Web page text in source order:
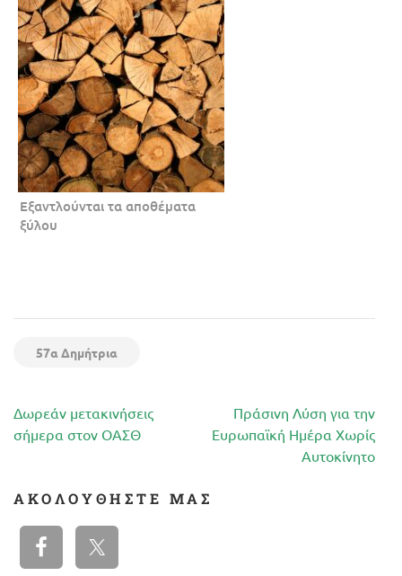
Εξαντλούνται τα αποθέματα
ξύλου
57α Δημήτρια
Πλοήγηση
άρθρων
Δωρεάν μετακινήσεις
σήμερα στον ΟΑΣΘ
Πράσινη Λύση για την
Ευρωπαϊκή Ημέρα Χωρίς
Αυτοκίνητο
ΑΚΟΛΟΥΘΉΣΤΕ ΜΑΣ